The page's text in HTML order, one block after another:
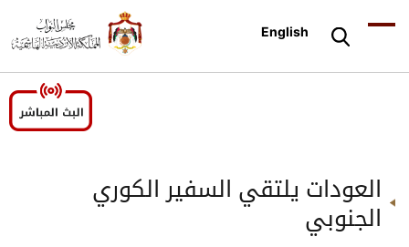
English
العودات يلتقي السفير الكوري
الجنوبي